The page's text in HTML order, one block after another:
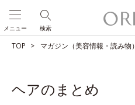
検索
メニュー
TOP マガジン（美容情報・読み物）
ヘアのまとめ